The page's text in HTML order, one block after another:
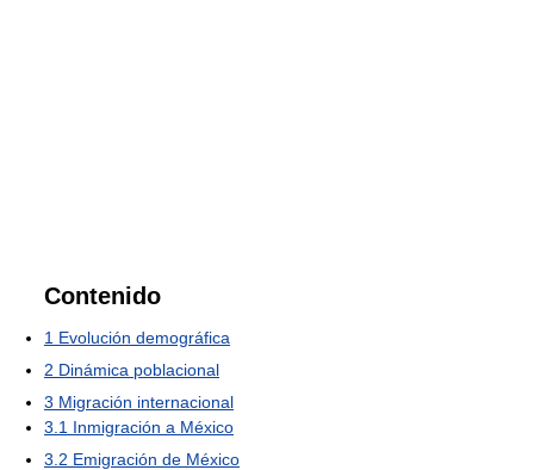
Contenido
1 Evolución demográfica
2 Dinámica poblacional
3 Migración internacional
3.1 Inmigración a México
3.2 Emigración de México